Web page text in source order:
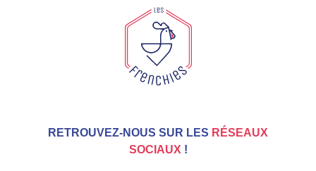
concentrer dans le développement et l’expérience
utilisateur au sein des Tricolores.
RETROUVEZ-NOUS SUR LES RÉSEAUX
SOCIAUX !